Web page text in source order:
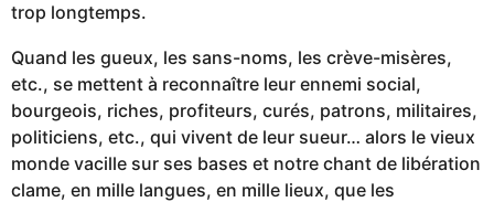
trop longtemps.
Quand les gueux, les sans-noms, les crève-misères,
etc., se mettent à reconnaître leur ennemi social,
bourgeois, riches, profiteurs, curés, patrons, militaires,
politiciens, etc., qui vivent de leur sueur… alors le vieux
monde vacille sur ses bases et notre chant de libération
clame, en mille langues, en mille lieux, que les